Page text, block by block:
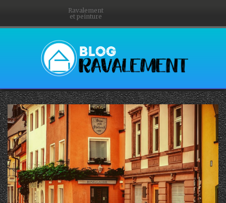
Ravalement
et peinture